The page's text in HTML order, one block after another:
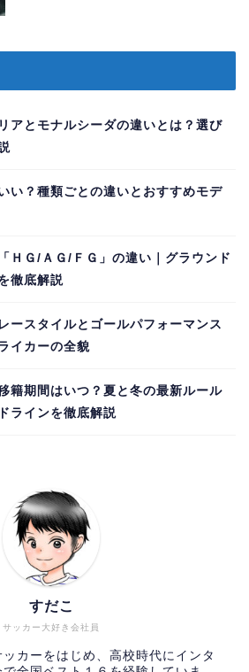
アとモナルシーダの違いとは？選び
い？種類ごとの違いとおすすめモデ
ＨＧ/ＡＧ/ＦＧ」の違い｜グラウンド
徹底解説
ースタイルとゴールパフォーマンス
イカーの全貌
籍期間はいつ？夏と冬の最新ルール
ラインを徹底解説
サッカー大好き会社員
すだこ
カーをはじめ、高校時代にインタ